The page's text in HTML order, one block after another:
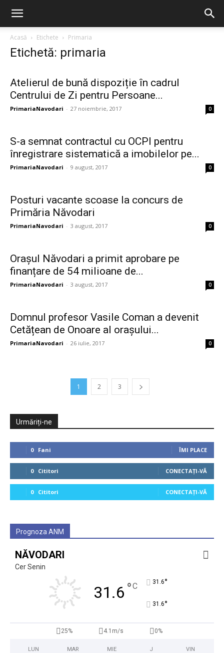
Acasă Etichete Primaria
Etichetă: primaria
Atelierul de bună dispoziție ȋn cadrul
Centrului de Zi pentru Persoane...
PrimariaNavodari - 27 noiembrie, 2017 0
S-a semnat contractul cu OCPI pentru
înregistrare sistematică a imobilelor pe...
PrimariaNavodari - 9 august, 2017 0
Posturi vacante scoase la concurs de
Primăria Năvodari
PrimariaNavodari - 3 august, 2017 0
Orașul Năvodari a primit aprobare pe
finanțare de 54 milioane de...
PrimariaNavodari - 3 august, 2017 0
Domnul profesor Vasile Coman a devenit
Cetățean de Onoare al orașului...
PrimariaNavodari - 26 iulie, 2017 0
1 2 3
Urmăriți-ne
0 Fani ÎMI PLACE
0 Cititori CONECTAȚI-VĂ
0 Cititori CONECTAȚI-VĂ
Prognoza ANM
NĂVODARI
Cer Senin
31.6 °C 31.6°
31.6°
25% 4.1m/s 0%
LUN MAR MIE J VIN